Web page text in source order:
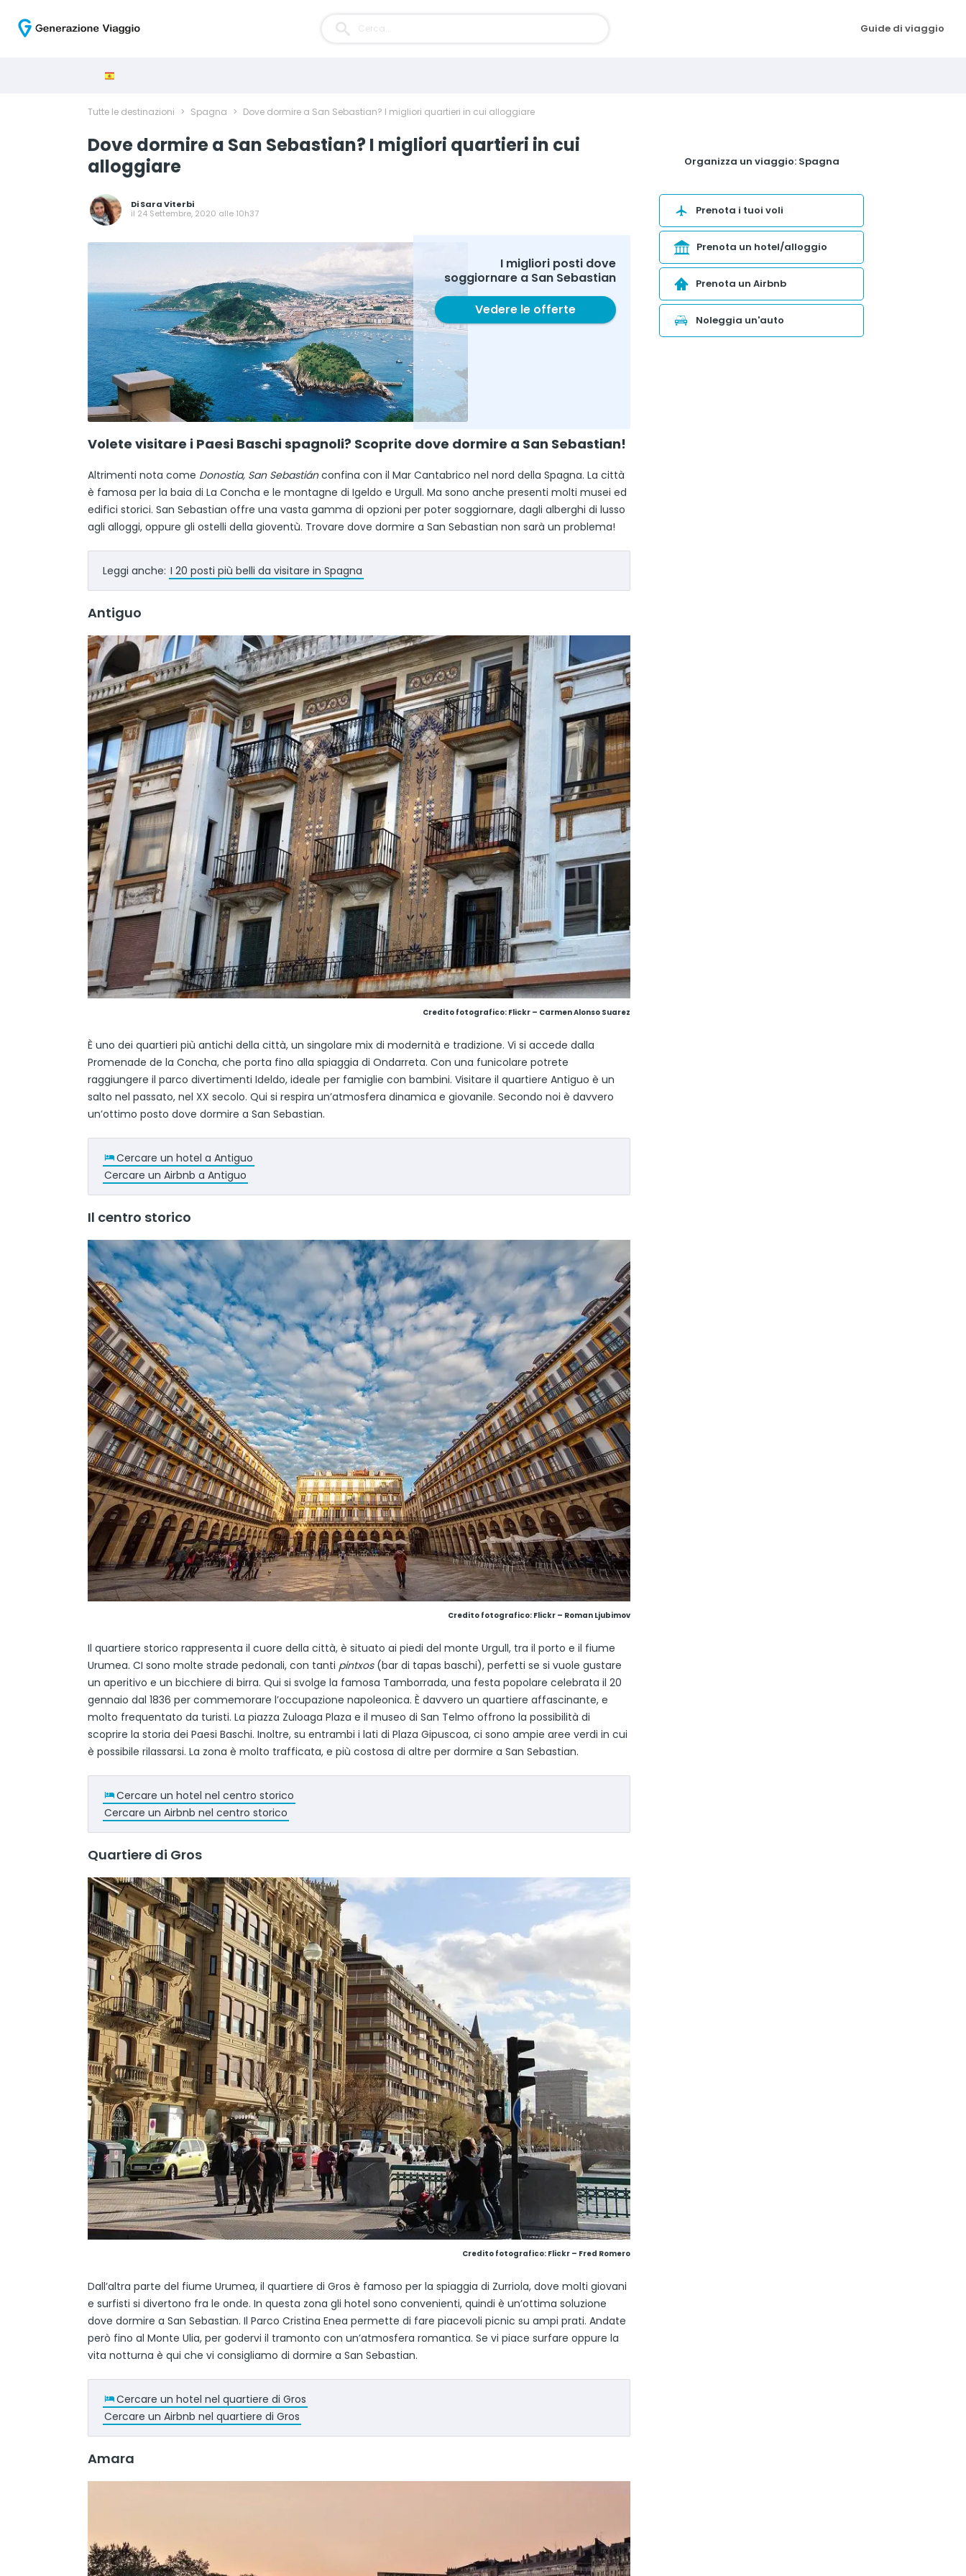
Guide di viaggio
Tutte le destinazioni > Spagna > Dove dormire a San Sebastian? I migliori quartieri in cui alloggiare
Dove dormire a San Sebastian? I migliori quartieri in cui
alloggiare
DiSara Viterbi
il 24 Settembre, 2020 alle 10h37
I migliori posti dove
soggiornare a San Sebastian
Vedere le offerte
Volete visitare i Paesi Baschi spagnoli? Scoprite dove dormire a San Sebastian!
Altrimenti nota come Donostia, San Sebastiánconfina con il Mar Cantabrico nel nord della Spagna. La città
è famosa per la baia di La Concha e le montagne di Igeldo e Urgull. Ma sono anche presenti molti musei ed
edifici storici. San Sebastian offre una vasta gamma di opzioni per poter soggiornare, dagli alberghi di lusso
agli alloggi, oppure gli ostelli della gioventù. Trovare dove dormire a San Sebastian non sarà un problema!
Leggi anche: I 20 posti più belli da visitare in Spagna
Antiguo
Credito fotografico: Flickr – Carmen Alonso Suarez
È uno dei quartieri più antichi della città, un singolare mix di modernità e tradizione. Vi si accede dalla
Promenade de la Concha, che porta fino alla spiaggia di Ondarreta. Con una funicolare potrete
raggiungere il parco divertimenti Ideldo, ideale per famiglie con bambini. Visitare il quartiere Antiguo è un
salto nel passato, nel XX secolo. Qui si respira un’atmosfera dinamica e giovanile. Secondo noi è davvero
un’ottimo posto dove dormire a San Sebastian.
Cercare un hotel a Antiguo
Cercare un Airbnb a Antiguo
Il centro storico
Credito fotografico: Flickr – Roman Ljubimov
Il quartiere storico rappresenta il cuore della città, è situato ai piedi del monte Urgull, tra il porto e il fiume
Urumea. CI sono molte strade pedonali, con tanti pintxos(bar di tapas baschi), perfetti se si vuole gustare
un aperitivo e un bicchiere di birra. Qui si svolge la famosa Tamborrada, una festa popolare celebrata il 20
gennaio dal 1836 per commemorare l’occupazione napoleonica. È davvero un quartiere affascinante, e
molto frequentato da turisti. La piazza Zuloaga Plaza e il museo di San Telmo offrono la possibilità di
scoprire la storia dei Paesi Baschi. Inoltre, su entrambi i lati di Plaza Gipuscoa, ci sono ampie aree verdi in cui
è possibile rilassarsi. La zona è molto trafficata, e più costosa di altre per dormire a San Sebastian.
Cercare un hotel nel centro storico
Cercare un Airbnb nel centro storico
Quartiere di Gros
Credito fotografico: Flickr – Fred Romero
Dall’altra parte del fiume Urumea, il quartiere di Gros è famoso per la spiaggia di Zurriola, dove molti giovani
e surfisti si divertono fra le onde. In questa zona gli hotel sono convenienti, quindi è un’ottima soluzione
dove dormire a San Sebastian. Il Parco Cristina Enea permette di fare piacevoli picnic su ampi prati. Andate
però fino al Monte Ulia, per godervi il tramonto con un’atmosfera romantica. Se vi piace surfare oppure la
vita notturna è qui che vi consigliamo di dormire a San Sebastian.
Cercare un hotel nel quartiere di Gros
Cercare un Airbnb nel quartiere di Gros
Amara
Organizza un viaggio: Spagna
Prenota i tuoi voli
Prenota un hotel/alloggio
Prenota un Airbnb
Noleggia un'auto